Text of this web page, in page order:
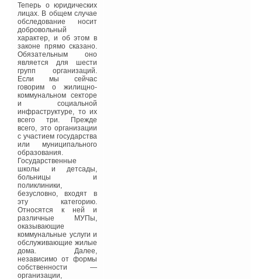
Теперь о юридических
лицах. В общем случае
обследование носит
добровольный
характер, и об этом в
законе прямо сказано.
Обязательным оно
является для шести
групп организаций.
Если мы сейчас
говорим о жилищно-
коммунальном секторе
и социальной
инфраструктуре, то их
всего три. Прежде
всего, это организации
с участием государства
или муниципального
образования.
Государственные
школы и детсады,
больницы и
поликлиники,
безусловно, входят в
эту категорию.
Относятся к ней и
различные МУПы,
оказывающие
коммунальные услуги и
обслуживающие жилые
дома. Далее,
независимо от формы
собственности —
организации,
инженерного
оборудования — до 30
%, внутридомовых
систем автоматизации и
учета — до 20 %.Для
определения и
сокращения тепловых
потерь необходимо
составление теплового
баланса. На рис. 1
приведены возможные
поступления и
теплопотери энергии в
здании. Учитывая это,
наибольшую экономию
энергии можно получить
за счет утепления и
снижения теплопотерь,
через строительные
конструкции,
применения
современного и
модернизации
существующего
инженерного
оборудования, в
сочетании с
комплексной
автоматизацией
внутридомовых
процессов, остановимся
на них более подробно.